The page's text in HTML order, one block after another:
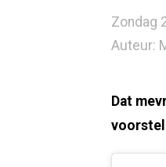
Zondag
Auteur:
Dat